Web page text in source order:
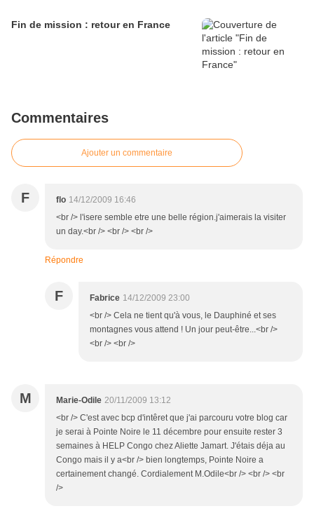
Fin de mission : retour en France
Commentaires
Ajouter un commentaire
F flo 14/12/2009 16:46
<br /> l'isere semble etre une belle région.j'aimerais la visiter
un day.<br /> <br /> <br />
Répondre
F Fabrice 14/12/2009 23:00
<br /> Cela ne tient qu'à vous, le Dauphiné et ses
montagnes vous attend ! Un jour peut-être...<br />
<br /> <br />
M Marie-Odile 20/11/2009 13:12
<br /> C'est avec bcp d'intêret que j'ai parcouru votre blog car
je serai à Pointe Noire le 11 décembre pour ensuite rester 3
semaines à HELP Congo chez Aliette Jamart. J'étais déja au
Congo mais il y a<br /> bien longtemps, Pointe Noire a
certainement changé. Cordialement M.Odile<br /> <br /> <br
/>